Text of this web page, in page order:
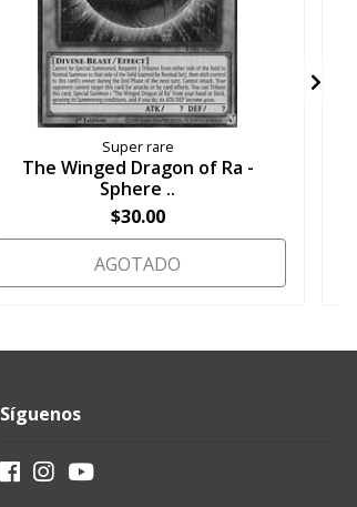
Super rare
The Winged Dragon of Ra -
Sphere ..
$30.00
AGOTADO
Síguenos